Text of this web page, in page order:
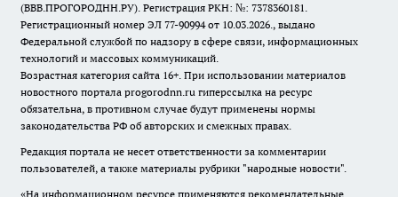
(ВВВ.ПРОГОРОДНН.РУ). Регистрация РКН: №: 7378360181.
Регистрационный номер ЭЛ 77-90994 от 10.03.2026., выдано
Федеральной службой по надзору в сфере связи, информационных
технологий и массовых коммуникаций.
Возрастная категория сайта 16+. При использовании материалов
новостного портала progorodnn.ru гиперссылка на ресурс
обязательна, в противном случае будут применены нормы
законодательства РФ об авторских и смежных правах.
Редакция портала не несет ответственности за комментарии
пользователей, а также материалы рубрики "народные новости".
«На информационном ресурсе применяются рекомендательные